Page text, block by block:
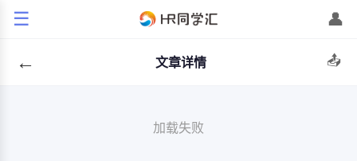
☰ 👤
← 文章详情 📤
加载失败